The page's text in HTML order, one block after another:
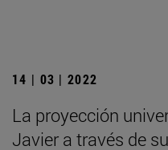
14 | 03 | 2022
La proyección
Javier a través de